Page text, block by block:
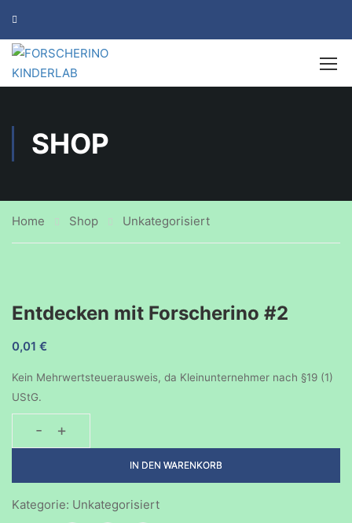
SHOP
Home Shop Unkategorisiert
Entdecken mit Forscherino #2
0,01 €
Kein Mehrwertsteuerausweis, da Kleinunternehmer nach §19 (1)
UStG.
-
Entdecken
#2
+
IN DEN WARENKORB
Kategorie: Unkategorisiert